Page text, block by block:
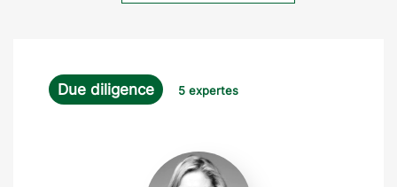
Due diligence 5 expertes
Marie
Pouget